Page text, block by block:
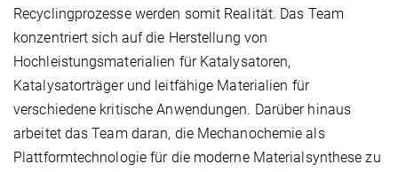
Recyclingprozesse werden somit Realität. Das Team
konzentriert sich auf die Herstellung von
Hochleistungsmaterialien für Katalysatoren,
Katalysatorträger und leitfähige Materialien für
verschiedene kritische Anwendungen. Darüber hinaus
arbeitet das Team daran, die Mechanochemie als
Plattformtechnologie für die moderne Materialsynthese zu